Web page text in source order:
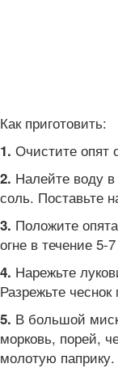
Как приготовить:
1. Очистите опят
2. Налейте воду
соль. Поставьте
3. Положите
огне в течение 5-
4. Нарежьте
Разрежьте
5. В большой
морковь, порей,
молотую паприку.